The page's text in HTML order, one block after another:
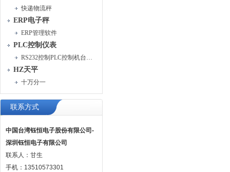
快递物流秤
ERP电子秤
ERP管理软件
PLC控制仪表
RS232控制PLC控制机台运行
HZ天平
十万分一
联系方式
中国台湾钰恒电子股份有限公司-
深圳钰恒电子有限公司
联系人：甘生
手机：13510573301